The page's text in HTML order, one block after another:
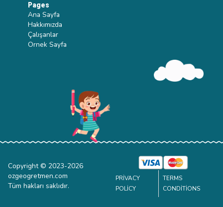
Pages
Ana Sayfa
Hakkımızda
Çalışanlar
Ornek Sayfa
Copyright © 2023-2026
ozgeogretmen.com
Tüm hakları saklıdır.
PRIVACY
POLICY
TERMS
CONDITIONS